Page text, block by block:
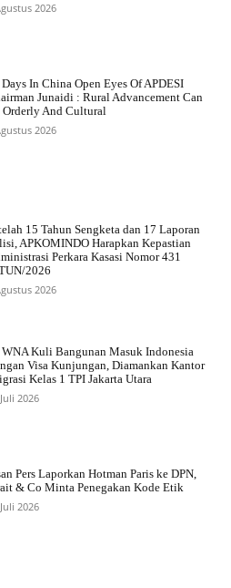
2026
In China Open Eyes Of APDESI
Junaidi : Rural Advancement Can
Orderly And Cultural
2026
15 Tahun Sengketa dan 17 Laporan
APKOMINDO Harapkan Kepastian
Perkara Kasasi Nomor 431
2026
2026
WNA Kuli Bangunan Masuk Indonesia
Visa Kunjungan, Diamankan Kantor
Kelas 1 TPI Jakarta Utara
2026
Pers Laporkan Hotman Paris ke DPN,
& Co Minta Penegakan Kode Etik
2026